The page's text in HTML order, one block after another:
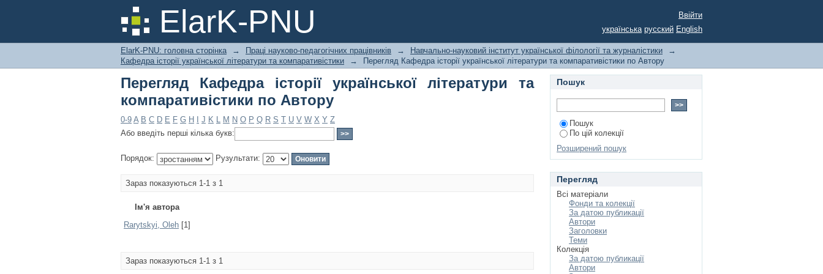
ElarK-PNU
Перегляд Кафедра історії української літератури та компаративістики по
Автору
Ввійти
українська русский English
ElarK-PNU: головна сторінка → Праці науково-педагогічних працівників → Навчально-науковий інститут української філології та журналістики
→
Кафедра історії української літератури та компаративістики
→ Перегляд Кафедра історії української літератури та компаративістики по Автору
Перегляд Кафедра історії української літератури та
компаративістики по Автору
0-9 A B C D E F G H J K L M N O P Q R S T U V W X Y Z
Або введіть перші кілька букв:
Порядок: Рузультати:
Зараз показуються 1-1 з 1
Ім'я автора
Rarytskyi, Oleh [1]
Зараз показуються 1-1 з 1
Пошук
Пошук
По цій колекції
Розширений пошук
Перегляд
Всі матеріали
Фонди та колекції
За датою публикації
Автори
Заголовки
Теми
Колекція
За датою публикації
Автори